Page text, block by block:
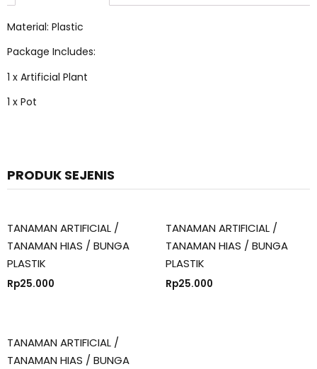
Material: Plastic
Package Includes:
1 x Artificial Plant
1 x Pot
PRODUK SEJENIS
TANAMAN ARTIFICIAL /
TANAMAN HIAS / BUNGA
PLASTIK
Rp25.000
TANAMAN ARTIFICIAL /
TANAMAN HIAS / BUNGA
PLASTIK
Rp25.000
TANAMAN ARTIFICIAL /
TANAMAN HIAS / BUNGA